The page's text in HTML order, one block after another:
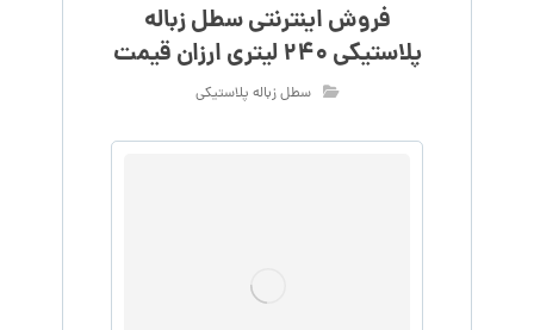
فروش اینترنتی سطل زباله
پلاستیکی 240 لیتری ارزان قیمت
سطل زباله پلاستیکی